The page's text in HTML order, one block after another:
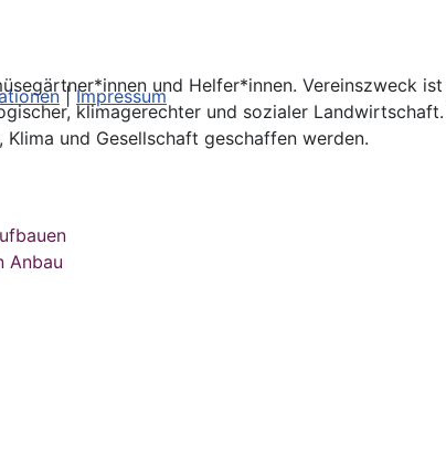
und Helfer*innen. Vereinszweck
klimagerechter und sozialer
und Gesellschaft geschaffen werden.
Anbau
|Impressum